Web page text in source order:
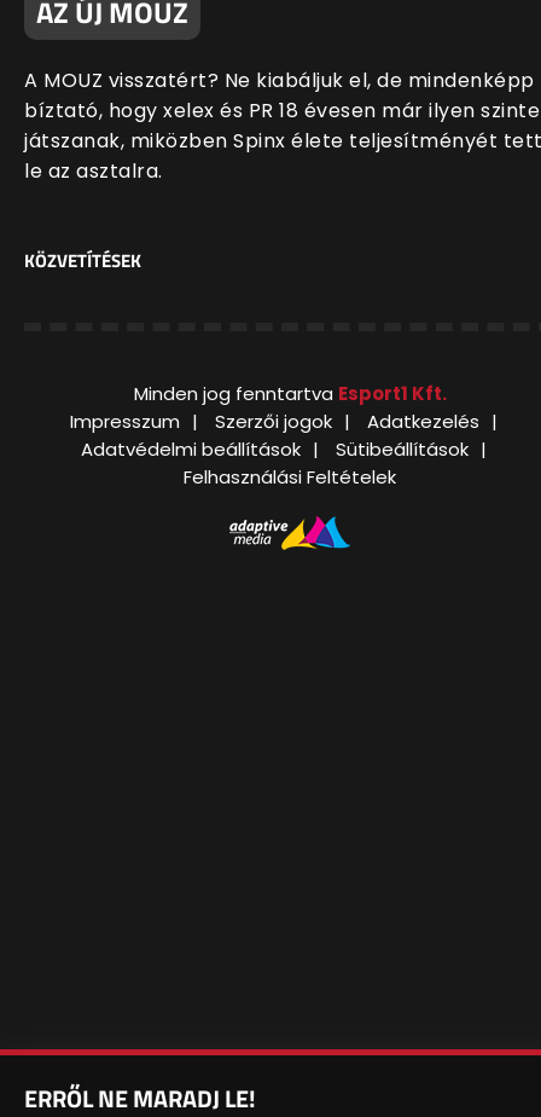
AZ ÚJ MOUZ
A MOUZ visszatért? Ne kiabáljuk el, de mindenképp
bíztató, hogy xelex és PR 18 évesen már ilyen
játszanak, miközben Spinx élete teljesítményét
le az asztalra.
KÖZVETÍTÉSEK
Minden jog fenntartva Esport1 Kft.
Impresszum
Szerzői jogok
Adatkezelés
Adatvédelmi beállítások
Sütibeállítások
Felhasználási Feltételek
ERRŐL NE MARADJ LE!